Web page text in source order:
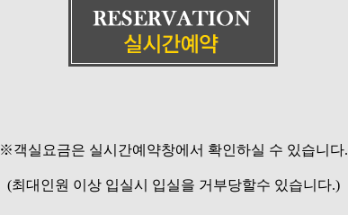
※객실요금은 실시간예약창에서 확인하실 수 있습니다.
(최대인원 이상 입실시 입실을 거부당할수 있습니다.)